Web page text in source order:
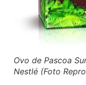
Ovo de Pascoa
Nestlé (Foto